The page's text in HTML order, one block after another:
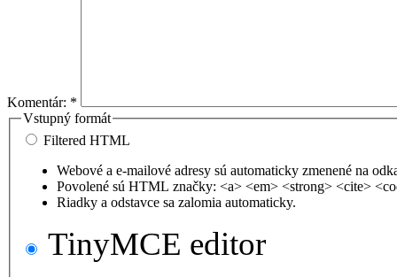
Komentár: *
Vstupný formát
Filtered HTML
Webové a e-mailové adresy sú automaticky zmenené na
Povolené sú HTML značky: <a> <em> <strong> <cite>
Riadky a odstavce sa zalomia automaticky.
TinyMCE editor